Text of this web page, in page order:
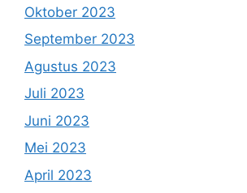
Oktober 2023
September 2023
Agustus 2023
Juli 2023
Juni 2023
Mei 2023
April 2023